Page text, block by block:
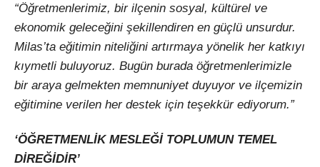
“Öğretmenlerimiz, bir ilçenin sosyal, kültürel ve
ekonomik geleceğini şekillendiren en güçlü unsurdur.
Milas’ta eğitimin niteliğini artırmaya yönelik her katkıyı
kıymetli buluyoruz. Bugün burada öğretmenlerimizle
bir araya gelmekten memnuniyet duyuyor ve ilçemizin
eğitimine verilen her destek için teşekkür ediyorum.”
‘ÖĞRETMENLİK MESLEĞİ TOPLUMUN TEMEL
DİREĞİDİR’